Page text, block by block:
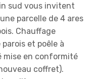
sud vous invitent
parcelle de 4 ares
Chauffage
et poêle à
mise en conformité
coffret).